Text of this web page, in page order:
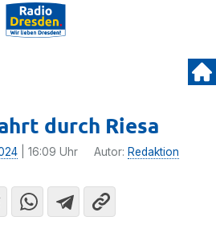
durch Riesa
| 16:09 Uhr Autor: Redaktion